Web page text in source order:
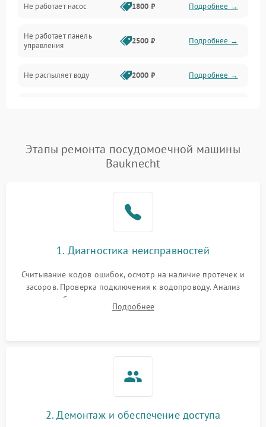
Вода
Гигиена
Программное обеспечение
Не работает насос 1800 ₽ Подробнее →
Не работает панель
управления
2500 ₽ Подробнее →
Не распыляет воду 2000 ₽ Подробнее →
Проблемы с набором
воды
1800 ₽ Подробнее →
1700 ₽
циркуляционным насосом
2100 ₽ Подробнее →
Этапы ремонта посудомоечной машины
Bauknecht
1. Диагностика неисправностей
Считывание кодов ошибок, осмотр на наличие протечек и
засоров. Проверка подключения к водопроводу. Анализ
жалоб на отсутствие слива, нагрева, вращения
разбрызгивателей или срабатывание системы защиты
Подробнее
2. Демонтаж и обеспечение доступа